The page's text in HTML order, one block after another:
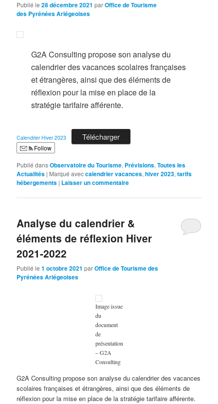
Publié le28 décembre 2021 parOffice de Tourisme
des Pyrénées Ariégeoises
G2A Consulting propose son analyse du
calendrier des vacances scolaires françaises
et étrangères, ainsi que des éléments de
réflexion pour la mise en place de la
stratégie tarifaire afférente.
Calendrier Hiver 2023 Télécharger
Follow
Publié dansObservatoire du Tourisme, Prévisions,Toutes les
Actualités | Marqué aveccalendrier vacances,hiver 2023,tarifs
hébergements | Laisser un commentaire
Analyse du calendrier &
éléments de réflexion Hiver
2021-2022
Publié le1 octobre 2021 parOffice de Tourisme des
Pyrénées Ariégeoises
Image issue
du
document
de
présentation
– G2A
Consulting
G2A Consulting propose son analyse du calendrier des vacances
scolaires françaises et étrangères, ainsi que des éléments de
réflexion pour la mise en place de la stratégie tarifaire afférente.